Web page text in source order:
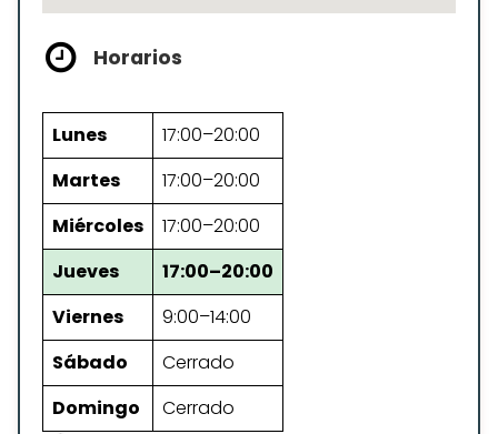
Horarios
Lunes
17:00–20:00
Martes
17:00–20:00
Miércoles
17:00–20:00
Jueves
17:00–20:00
Viernes
9:00–14:00
Sábado
Cerrado
Domingo
Cerrado